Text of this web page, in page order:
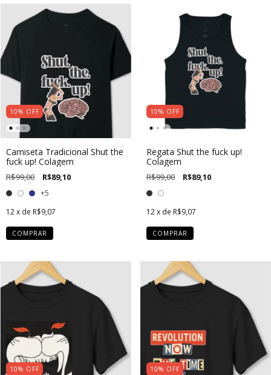
10% OFF
Camiseta Tradicional Shut the
fuck up! Colagem
R$99,00 R$89,10
+5
12x de R$9,07
COMPRAR
10% OFF
Regata Shut the fuck up!
Colagem
R$99,00 R$89,10
12 x de R$9,07
COMPRAR
10% OFF 10% OFF